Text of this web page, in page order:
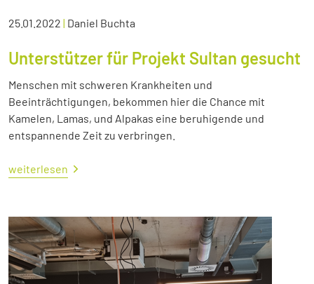
25.01.2022 | Daniel Buchta
Unterstützer für Projekt Sultan gesucht
Menschen mit schweren Krankheiten und
Beeinträchtigungen, bekommen hier die Chance mit
Kamelen, Lamas, und Alpakas eine beruhigende und
entspannende Zeit zu verbringen.
weiterlesen